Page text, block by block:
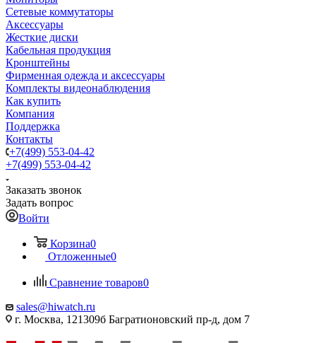
Сетевые коммутаторы
Аксессуары
Жесткие диски
Кабельная продукция
Кронштейны
Фирменная одежда и аксессуары
Комплекты видеонаблюдения
Как купить
Компания
Поддержка
Контакты
+7(499) 553-04-42
+7(499) 553-04-42
Заказать звонок
Задать вопрос
Войти
Корзина0
Отложенные0
Сравнение товаров0
sales@hiwatch.ru
г. Москва, 121309б Багратионовский пр-д, дом 7